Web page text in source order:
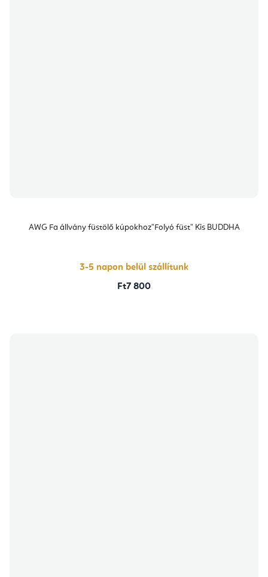
AWG Fa állvány füstölő kúpokhoz"Folyó füst" Kis BUDDHA
3-5 napon belül szállítunk
Ft7 800